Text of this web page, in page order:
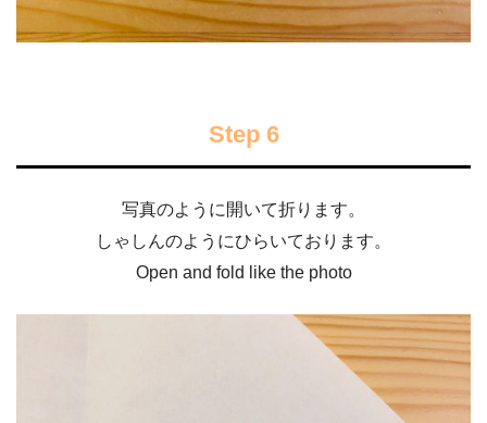
Step 6
写真のように開いて折ります。
しゃしんのようにひらいております。
Open and fold like the photo